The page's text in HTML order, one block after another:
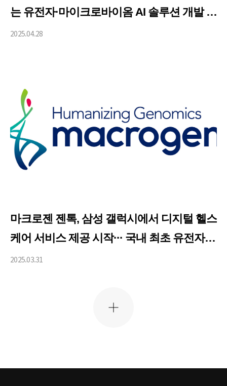
는 유전자·마이크로바이옴 AI 솔루션 개발 협
약
2025.04.28
마크로젠 젠톡, 삼성 갤럭시에서 디지털 헬스
케어 서비스 제공 시작··· 국내 최초 유전자
기반 개인화 건강관리 시대 연다
2025.03.31